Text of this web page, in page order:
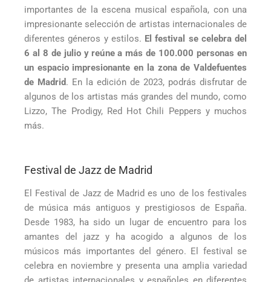
importantes de la escena musical española, con una
impresionante selección de artistas internacionales de
diferentes géneros y estilos. El festival se celebra del
6 al 8 de julio y reúne a más de 100.000 personas en
un espacio impresionante en la zona de Valdefuentes
de Madrid. En la edición de 2023, podrás disfrutar de
algunos de los artistas más grandes del mundo, como
Lizzo, The Prodigy, Red Hot Chili Peppers y muchos
más.
Festival de Jazz de Madrid
El Festival de Jazz de Madrid es uno de los festivales
de música más antiguos y prestigiosos de España.
Desde 1983, ha sido un lugar de encuentro para los
amantes del jazz y ha acogido a algunos de los
músicos más importantes del género. El festival se
celebra en noviembre y presenta una amplia variedad